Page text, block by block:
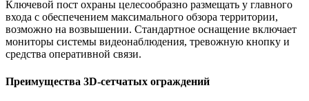
Ключевой пост охраны целесообразно размещать у главного
входа с обеспечением максимального обзора территории,
возможно на возвышении. Стандартное оснащение включает
мониторы системы видеонаблюдения, тревожную кнопку и
средства оперативной связи.
Преимущества 3D-сетчатых ограждений